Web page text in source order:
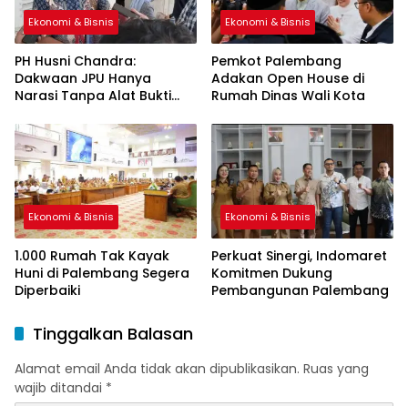
Ekonomi & Bisnis
PH Husni Chandra:
Dakwaan JPU Hanya
Narasi Tanpa Alat Bukti
Ekonomi & Bisnis
Pemkot Palembang
Adakan Open House di
Rumah Dinas Wali Kota
Ekonomi & Bisnis
1.000 Rumah Tak Kayak
Huni di Palembang Segera
Diperbaiki
Ekonomi & Bisnis
Perkuat Sinergi, Indomaret
Komitmen Dukung
Pembangunan Palembang
Tinggalkan Balasan
Alamat email Anda tidak akan dipublikasikan. Ruas yang
wajib ditandai *